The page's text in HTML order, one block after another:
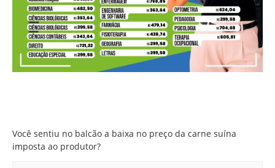
Você sentiu no balcão a baixa no preço da carne suína
imposta ao produtor?